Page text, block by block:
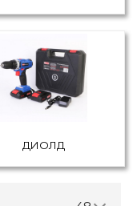
ДИОЛД